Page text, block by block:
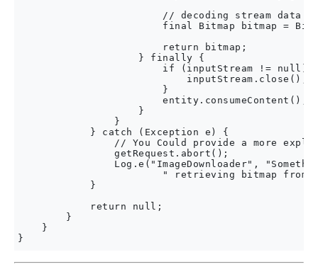
// decoding stream data
final Bitmap bitmap =
                        return bitmap;
                    } finally {
if (inputStream != null)
                            inputStream.close();
                        }
                        entity.consumeContent();
                    }
                }
            } catch (Exception e) {
// You Could provide a more
                getRequest.abort();
Log.e("ImageDownloader",
" retrieving bitmap from
            }
            return null;
        }
    }